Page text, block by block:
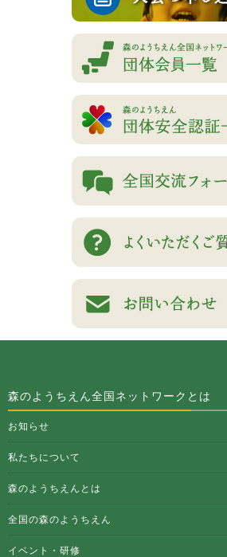
森のようちえん全国ネットワークとは
お知らせ
私たちについて
森のようちえんとは
全国の森のようちえん
イベント・研修